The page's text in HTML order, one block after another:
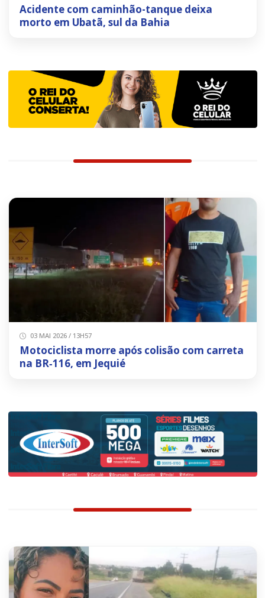
Acidente com caminhão-tanque deixa
morto em Ubatã, sul da Bahia
03 MAI 2026 / 13H57
Motociclista morre após colisão com carreta
na BR‑116, em Jequié